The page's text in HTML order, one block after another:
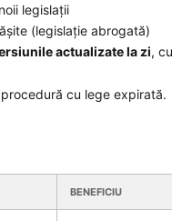
legislații
(legislație abrogată)
actualizate la zi,
cu lege expirată.
BENEFICIU